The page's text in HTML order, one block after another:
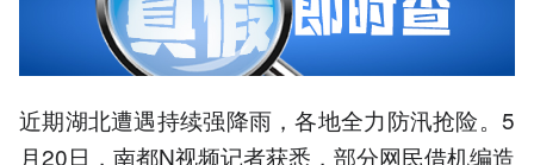
近期湖北遭遇持续强降雨，各地全力防汛抢险。5
月20日，南都N视频记者获悉，部分网民借机编造